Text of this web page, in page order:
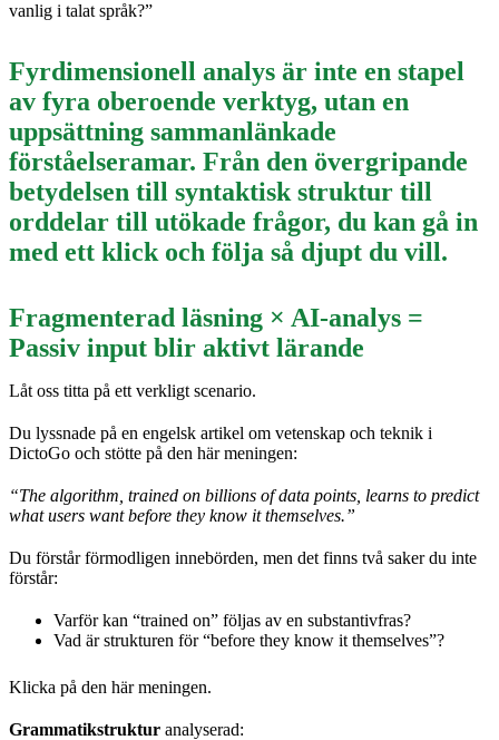
vanlig i talat språk?”
Fyrdimensionell analys är inte en stapel
av fyra oberoende verktyg, utan en
uppsättning sammanlänkade
förståelseramar. Från den övergripande
betydelsen till syntaktisk struktur till
orddelar till utökade frågor, du kan gå in
med ett klick och följa så djupt du vill.
Fragmenterad läsning × AI-analys =
Passiv input blir aktivt lärande
Låt oss titta på ett verkligt scenario.
Du lyssnade på en engelsk artikel om vetenskap och teknik i
DictoGo och stötte på den här meningen:
“The algorithm, trained on billions of data points, learns to predict
what users want before they know it themselves.”
Du förstår förmodligen innebörden, men det finns två saker du inte
förstår:
Varför kan “trained on” följas av en substantivfras?
Vad är strukturen för “before they know it themselves”?
Klicka på den här meningen.
Grammatikstruktur analyserad: